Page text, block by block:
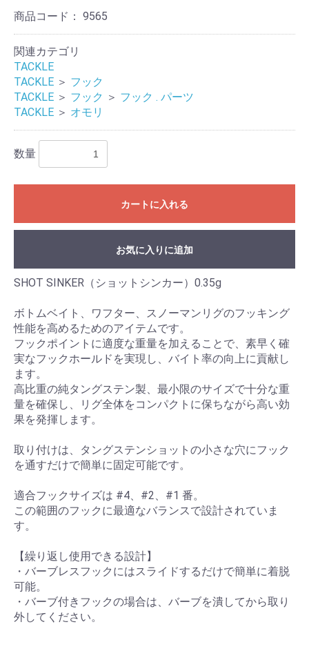
商品コード： 9565
関連カテゴリ
TACKLE
TACKLE ＞ フック
TACKLE ＞ フック ＞ フック . パーツ
TACKLE ＞ オモリ
数量
カートに入れる
お気に入りに追加
SHOT SINKER（ショットシンカー）0.35g
ボトムベイト、ワフター、スノーマンリグのフッキング
性能を高めるためのアイテムです。
フックポイントに適度な重量を加えることで、素早く確
実なフックホールドを実現し、バイト率の向上に貢献し
ます。
高比重の純タングステン製、最小限のサイズで十分な重
量を確保し、リグ全体をコンパクトに保ちながら高い効
果を発揮します。
取り付けは、タングステンショットの小さな穴にフック
を通すだけで簡単に固定可能です。
適合フックサイズは #4、#2、#1 番。
この範囲のフックに最適なバランスで設計されていま
す。
【繰り返し使用できる設計】
・バーブレスフックにはスライドするだけで簡単に着脱
可能。
・バーブ付きフックの場合は、バーブを潰してから取り
外してください。